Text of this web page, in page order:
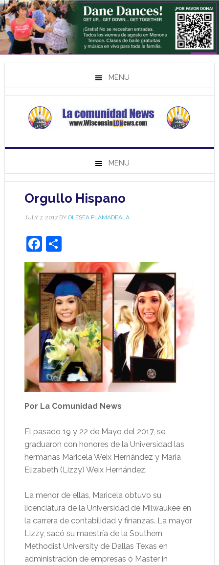
MENU
MENU
Orgullo Hispano
JULY 7, 2017BY OLESEA PLAMADEALA
Facebook
Share
Por La Comunidad News
El pasado 19 y 22 de Mayo del 2017, se
graduaron con honores de la Universidad las
hermanas Maricela Weix Hernández y Maria
Elizabeth (Lizzy) Weix Hernández.
La menor de ellas, Maricela obtuvo su
licenciatura de la Universidad de Milwaukee en
la carrera de contabilidad y finanzas. La mayor
Lizzy, sacó su maestría de la Southern
Methodist University de Dallas Texas en
administración de empresas ó Master in